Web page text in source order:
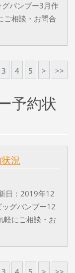
バンブー3月作
ご相談・お問合
3 4 5 > >>
予約状
況
日：2019年12
グバンブー12
軽にご相談・お